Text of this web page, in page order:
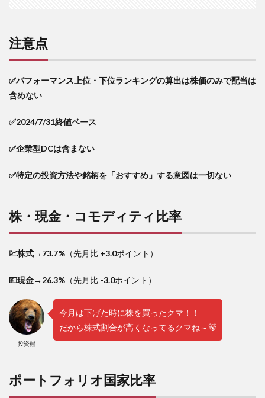
6
パフ
マン
ス上
パフ
ス下
仮想
部門
最後
注意点
✅パフォーマンス上位・下位ランキングの算出は株価のみで配当は
含めない
✅2024/7/31終値ベース
✅企業型DCは含まない
✅特定の投資方法や銘柄を「おすすめ」する意図は一切ない
株・現金・コモディティ比率
💹株式→73.7% （先月比 +3.0ポイント）
💴現金→26.3% （先月比 -3.0ポイント）
投資熊
今月は下げた時に株を買ったクマ！！
だから株式割合が高くなってるクマね～🐻
ポートフォリオ国家比率